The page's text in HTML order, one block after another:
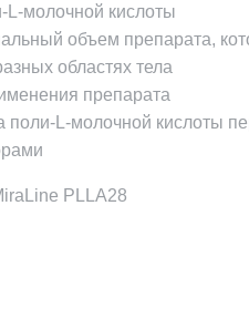
молочной кислоты
объем препарата,
областях тела
препарата
поли-L-молочной кислоты
PLLA28